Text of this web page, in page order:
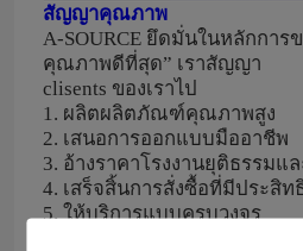
สัญญาคุณภาพ
A-SOURCE ยึดมั่นในหลักการ
คุณภาพดีที่สุด” เราสัญญา
clisents ของเราไป
1. ผลิตผลิตภัณฑ์คุณภาพสูง
2. เสนอการออกแบบมืออาชีพ
3. อ้างราคาโรงงานยุติธรรมแ
4. เสร็จสิ้นการสั่งซื้อที่มีประสิท
5. ให้บริการแบบครบวงจร
จัดหาคำแนะนำทางเทคนิค